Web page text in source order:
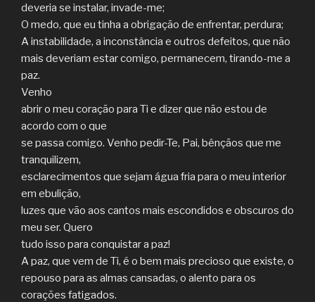
deveria se instalar, invade-me;
O medo, que eu tinha a obrigação de enfrentar, perdura;
A instabilidade, a inconstância e outros defeitos, que não
mais deveriam estar comigo, permanecem, tirando-me a
paz.
Venho
abrir o meu coração para Ti e dizer que não estou de
acordo com o que
se passa comigo. Venho pedir-Te, Pai, bênçãos que me
tranquilizem,
esclarecimentos que sejam água fria para o meu interior
em ebulição,
luzes que vão aos cantos mais escondidos e obscuros do
meu ser. Quero
tudo isso para conquistar a paz!
A paz, que vem de Ti, é o bem mais precioso que existe, o
repouso para as almas cansadas, o alento para os
corações fatigados.